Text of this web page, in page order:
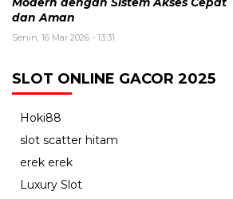
Modern dengan Sistem Akses Cepat
dan Aman
Senin, 16 Mar 2026 - 13:31
SLOT ONLINE GACOR 2025
Hoki88
slot scatter hitam
erek erek
Luxury Slot